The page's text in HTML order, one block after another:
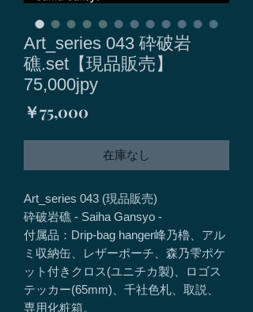
Art_series 043 砕破岩
礁.set【現品販売】
75,000jpy
￥75,000
在庫なし
Art_series 043 (現品販売)
砕破岩礁 - Saiha Gansyo -
付属品：Drip-bag hanger峰乃櫓、アル
ミ収納缶、レザーポーチ、森乃雫ポケ
ット付きクロス(ユニチカ製)、ロゴス
テッカー(65mm)、千社色札、取説、
専用化粧箱。